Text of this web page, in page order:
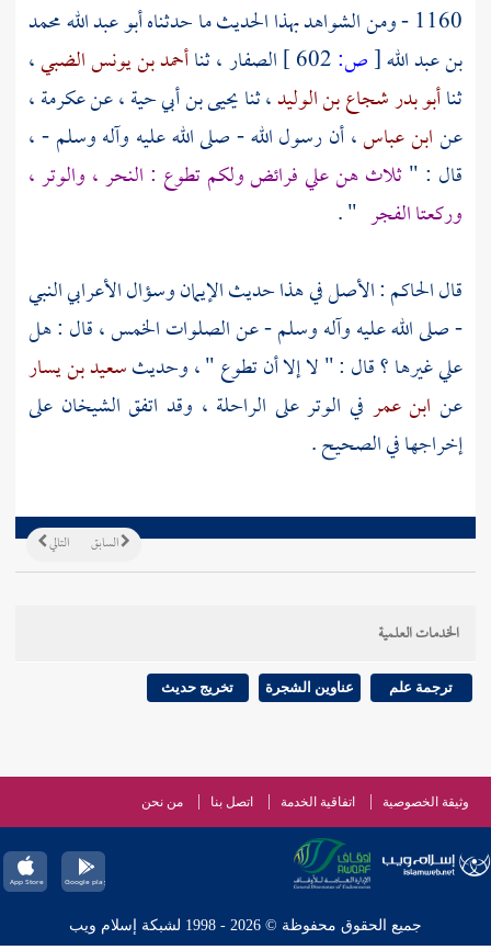
1160 - ومن الشواهد بهذا الحديث ما حدثناه
أبو عبد الله محمد
بن عبد الله[ص: الصفار، ثناأحمد بن يونس الضبي،
ثناأبو بدر شجاع بن الوليد، ثنايحيى بن أبي حية، عنعكرمة،
عنابن عباس، أن رسول الله - صلى الله عليه وآله وسلم - ،
قال : "ثلاث هن علي فرائض ولكم تطوع : النحر ، والوتر ،
وركعتا الفجر " .
قالالحاكم: الأصل في هذا حديث الإيمان وسؤال الأعرابي النبي
- صلى الله عليه وآله وسلم - عن الصلوات الخمس ، قال : هل
علي غيرها ؟ قال : " لا إلا أن تطوع " ، وحديثسعيد بن يسار
عن ابن عمر في الوتر على الراحلة ، وقد اتفق الشيخان على
إخراجها في الصحيح .
التالي السابق
الخدمات العلمية
ترجمة علم عناوين الشجرة تخريج حديث
وثيقة الخصوصية اتفاقية الخدمة اتصل بنا من نحن
جميع الحقوق محفوظة © 2026 - 1998 لشبكة إسلام ويب